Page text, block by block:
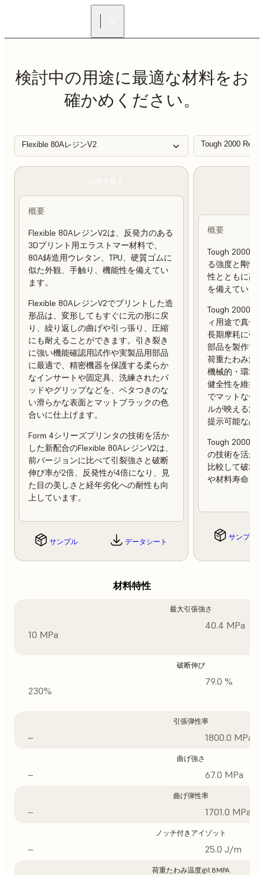
検討中の用途に最適な材料をお
確かめください。
Flexible 80AレジンV2 Tough 2000
概要
Flexible 80AレジンV2は、反発力のある
3Dプリント用エラストマー材料で、
80A鋳造用ウレタン、TPU、硬質ゴムに
似た外観、手触り、機能性を備えてい
ます。
Flexible 80AレジンV2でプリントした造
形品は、変形してもすぐに元の形に戻
り、繰り返しの曲げや引っ張り、圧縮
にも耐えることができます。引き裂き
に強い機能確認用試作や実製品用部品
に最適で、精密機器を保護する柔らか
なインサートや固定具、洗練されたパ
ッドやグリップなどを、ベタつきのな
い滑らかな表面とマットブラックの色
合いに仕上げます。
Form 4シリーズプリンタの技術を活か
した新配合のFlexible 80AレジンV2は、
前バージョンに比べて引裂強さと破断
伸び率が2倍、反発性が4倍になり、見
た目の美しさと経年劣化への耐性も向
上しています。
サンプル データシート
概要
Tough 2000レ
る強度と剛性
性とともに高
を備えていま
Tough 2000レ
ィ用途で真価
長期摩耗に強
部品を製作で
荷重たわみ温
機械的・環境
健全性を維持
でマットな仕
ルが映える滑
提示可能な品
Tough 2000レ
の技術を活か
比較して破壊
や材料寿命、
サンプル
材料特性
最大引張強さ
10 MPa
40.4 MPa
破断伸び
230%
79.0 %
引張弾性率
– 1800.0 MPa
曲げ強さ
– 67.0 MPa
曲げ弾性率
– 1701.0 MPa
ノッチ付きアイゾット
– 25.0 J/m
荷重たわみ温度@1.8MPA